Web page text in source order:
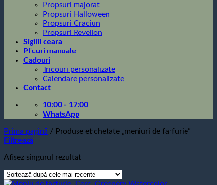
Propsuri majorat
Propsuri Halloween
Propsuri Craciun
Propsuri Revelion
Sigilii ceara
Plicuri manuale
Cadouri
Tricouri personalizate
Calendare personalizate
Contact
10:00 - 17:00
WhatsApp
Prima pagină / Produse etichetate „meniuri de farfurie”
Filtrează
Afișez singurul rezultat